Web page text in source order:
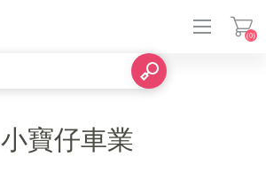
(0)
小寶仔車業